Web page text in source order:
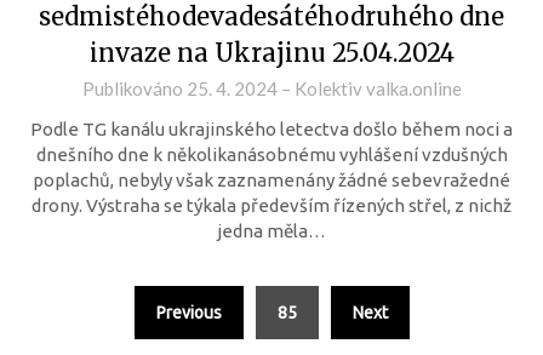
sedmistéhodevadesátéhodruhého dne
invaze na Ukrajinu 25.04.2024
Publikováno 25. 4. 2024– Kolektiv valka.online
Podle TG kanálu ukrajinského letectva došlo během noci a
dnešního dne k několikanásobnému vyhlášení vzdušných
poplachů, nebyly však zaznamenány žádné sebevražedné
drony. Výstraha se týkala především řízených střel, z nichž
jedna měla…
Previous 85 Next